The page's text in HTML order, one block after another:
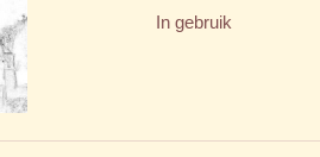
In gebruik